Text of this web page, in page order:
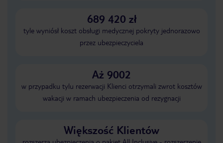
689 420 zł
tyle wyniósł koszt obsługi medycznej pokryty jednorazowo
przez ubezpieczyciela
Aż 9002
w przypadku tylu rezerwacji Klienci otrzymali zwrot kosztów
wakacji w ramach ubezpieczenia od rezygnacji
Większość Klientów